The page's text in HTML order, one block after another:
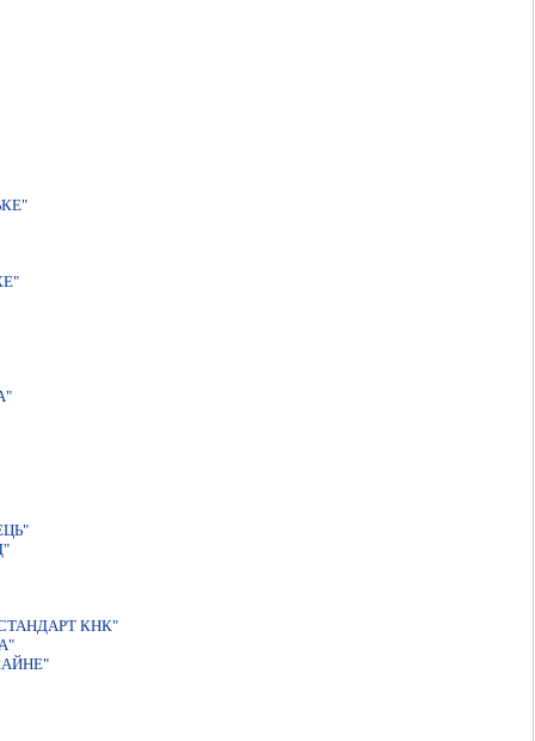
КНК"